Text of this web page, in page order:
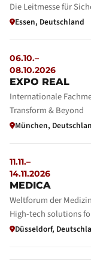
Die Leitmesse für
Essen, Deutschland
06.10.–
08.10.2026
EXPO REAL
Internationale
Transform & Beyond
München,
11.11.–
14.11.2026
MEDICA
Weltforum der
High-tech solutions
Düsseldorf,